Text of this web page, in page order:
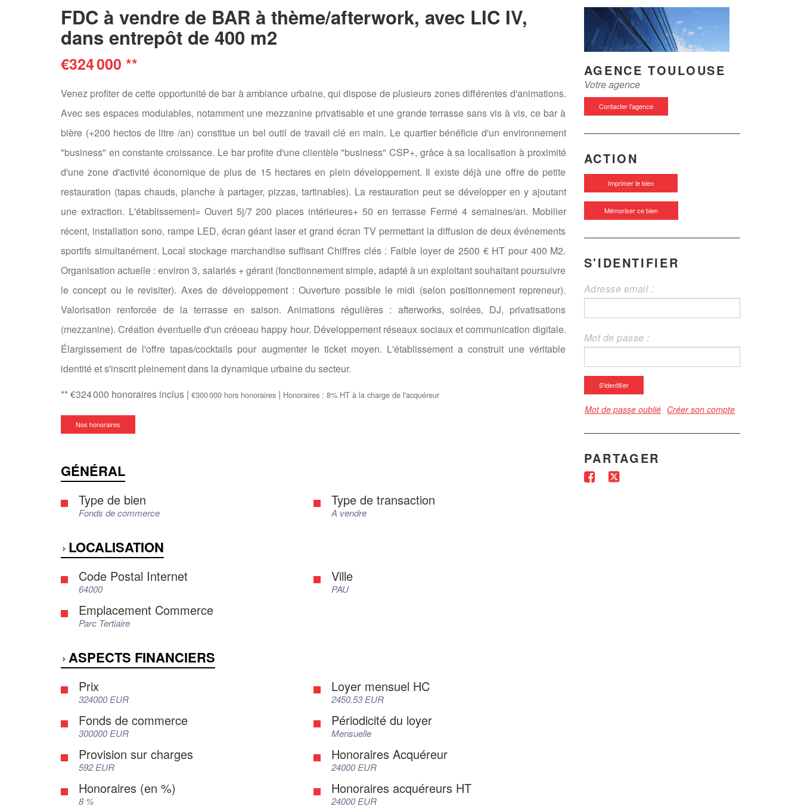
FDC à vendre de BAR à thème/afterwork, avec LIC IV,
dans entrepôt de 400 m2
€324 000 **
Venez profiter de cette opportunité de bar à ambiance urbaine, qui dispose de plusieurs zones différentes d'animations.
Avec ses espaces modulables, notamment une mezzanine privatisable et une grande terrasse sans vis à vis, ce bar à
bière (+200 hectos de litre /an) constitue un bel outil de travail clé en main. Le quartier bénéficie d'un environnement
"business" en constante croissance. Le bar profite d'une clientèle "business" CSP+, grâce à sa localisation à proximité
d'une zone d'activité économique de plus de 15 hectares en plein développement. Il existe déjà une offre de petite
restauration (tapas chauds, planche à partager, pizzas, tartinables). La restauration peut se développer en y ajoutant
une extraction. L'établissement= Ouvert 5j/7 200 places intérieures+ 50 en terrasse Fermé 4 semaines/an. Mobilier
récent, installation sono, rampe LED, écran géant laser et grand écran TV permettant la diffusion de deux événements
sportifs simultanément. Local stockage marchandise suffisant Chiffres clés : Faible loyer de 2500 € HT pour 400 M2.
Organisation actuelle : environ 3, salariés + gérant (fonctionnement simple, adapté à un exploitant souhaitant poursuivre
le concept ou le revisiter). Axes de développement : Ouverture possible le midi (selon positionnement repreneur).
Valorisation renforcée de la terrasse en saison. Animations régulières : afterworks, soirées, DJ, privatisations
(mezzanine). Création éventuelle d'un créneau happy hour. Développement réseaux sociaux et communication digitale.
Élargissement de l'offre tapas/cocktails pour augmenter le ticket moyen. L'établissement a construit une véritable
identité et s'inscrit pleinement dans la dynamique urbaine du secteur.
** €324 000 honoraires inclus | €300 000 hors honoraires | Honoraires : 8% HT à la charge de l'acquéreur
Nos honoraires
GÉNÉRAL
Type de bien
Fonds de commerce
Type de transaction
A vendre
LOCALISATION
Code Postal Internet
64000
Ville
PAU
Emplacement Commerce
Parc Tertiaire
ASPECTS FINANCIERS
Prix
324000 EUR
Loyer mensuel HC
2450.53 EUR
Fonds de commerce
300000 EUR
Périodicité du loyer
Mensuelle
Provision sur charges
592 EUR
Honoraires Acquéreur
24000 EUR
Honoraires (en %)
8 %
Honoraires acquéreurs HT
24000 EUR
AGENCE TOULOUSE
Votre agence
Contacter l'agence
ACTION
Imprimer le bien
Mémoriser ce bien
S'IDENTIFIER
Adresse email :
Mot de passe :
S'identifier
Mot de passe oublié Créer son compte
PARTAGER